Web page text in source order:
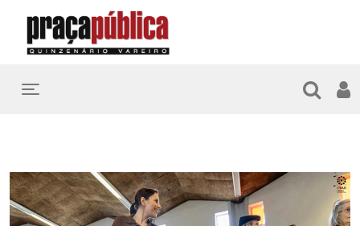
Toggle navigation